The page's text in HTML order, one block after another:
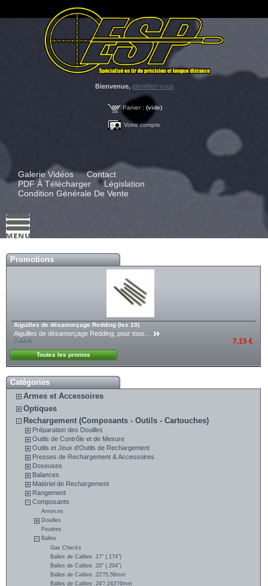
Bienvenue, identifiez-vous
Panier : (vide)
Votre compte
Galerie Vidéos
Contact
PDF À Télécharger
Législation
Condition Générale De Vente
Promotions
Aiguilles de désamorçage Redding (les 10)
Aiguilles de désamorçage Redding, pour tous...
7,53 €
7,15 €
Toutes les promos
Catégories
Armes et Accessoires
Optiques
Rechargement (Composants - Outils - Cartouches)
Préparation des Douilles
Outils de Contrôle et de Mesure
Outils et Jeux d'Outils de Rechargement
Presses de Rechargement & Accessoires
Doseuses
Balances
Matériel de Rechargement
Rangement
Composants
Amorces
Douilles
Poudres
Balles
Gas Checks
Balles de Calibre .17" (.174")
Balles de Calibre .20" (.204")
Balles de Calibre .22"/5,56mm
Balles de Calibre .24"/.243"/6mm